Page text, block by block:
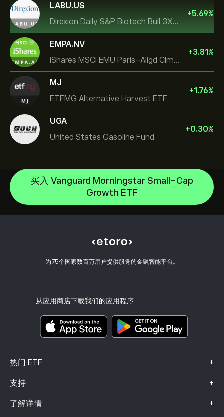
LABU.US
Direxion Daily S&P Biotech Bull 3X ETF
+5.69%
EMPA.NV
iShares MSCI EMU Paris-Aligd Clmt UCITS ETF EUR A
+3.81%
MJ
ETFMG Alternative Harvest ETF
+1.76%
UGA
United States Gasoline Fund
+0.30%
买入 Vanguard Morningstar Small-Cap
Growth ETF
为75个国家数百万用户提供服务的金融智能平台。
从应用商店下载我们的应用程序
热门 ETF +
iShares $ Treasury Bond 0-1yr UCITS ETF
SS SPDR S&P 500 UCITS ETF
VanEck Semiconductor UCITS ETF
支持 +
帮助中心
如何入金
如何出金
开设账户
客户端漏洞
了解详情 +
CopyTrading 简介
负责任交易
eToro Academy
选择 eToro 的理由
我们的办事处
风险披露
关键信息文档
投诉信息（FCA 客户）
投资保险